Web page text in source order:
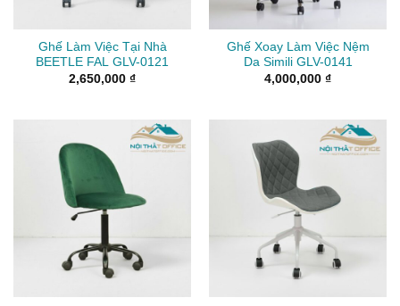
Ghế Làm Việc Tại Nhà
BEETLE FAL GLV-0121
2,650,000 ₫
Ghế Xoay Làm Việc Nệm
Da Simili GLV-0141
4,000,000 ₫